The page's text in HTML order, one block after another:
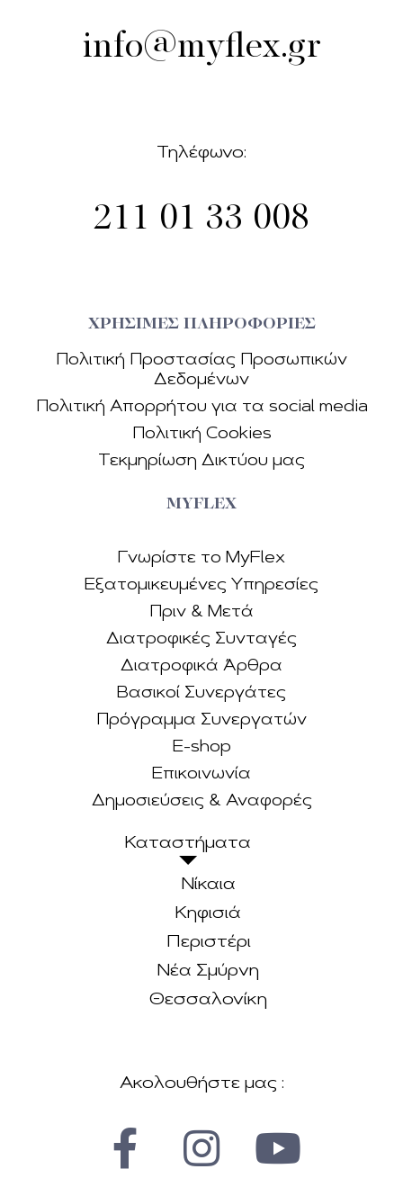
info@myflex.gr
Τηλέφωνο:
211 01 33 008
ΧΡΗΣΙΜΕΣ ΠΛΗΡΟΦΟΡΙΕΣ
Πολιτική Προστασίας Προσωπικών
Δεδοµένων
Πολιτική Απορρήτου για τα social media
Πολιτική Cookies
Τεκµηρίωση Δικτύου µας
Ακολουθήστε μας :
MYFLEX
Γνωρίστε το MyFlex
Εξατομικευμένες Υπηρεσίες
Πριν & Μετά
Διατροφικές Συνταγές
Διατροφικά Άρθρα
Βασικοί Συνεργάτες
Πρόγραμμα Συνεργατών
E-shop
Επικοινωνία
Δημοσιεύσεις & Αναφορές
Καταστήματα
Νίκαια
Κηφισιά
Περιστέρι
Νέα Σμύρνη
Θεσσαλονίκη